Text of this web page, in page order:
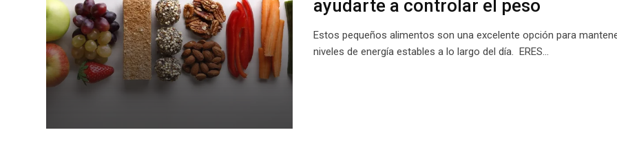
ayudarte a controlar el peso
Estos pequeños alimentos son una excelente opción para
niveles de energía estables a lo largo del día. ERES…